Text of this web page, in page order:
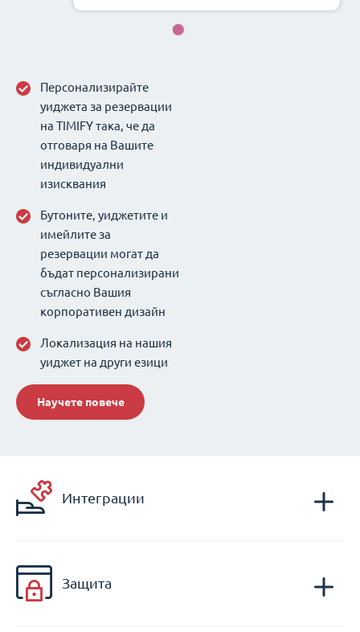
Персонализирайте
уиджета за резервации
на TIMIFY така, че да
отговаря на Вашите
индивидуални
изисквания
Бутоните, уиджетите и
имейлите за
резервации могат да
бъдат персонализирани
съгласно Вашия
корпоративен дизайн
Локализация на нашия
уиджет на други езици
Научете повече
Интеграции
Защита